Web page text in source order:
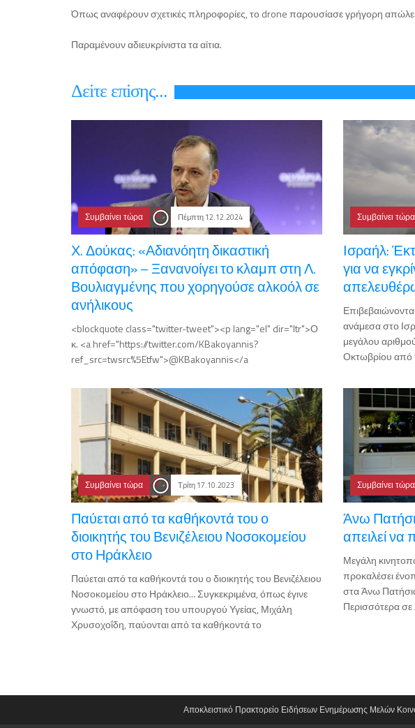
Όπως αναφέρουν σχετικές πληροφορίες, το drone παρουσίασε γρήγορη
Παραμένουν αδιευκρίνιστα τα αίτια.
Δεiτε επiσης...
Συμβαίνει τώρα Πέμπτη 12.12.2024
Χ. Δούκας: «Αδιανόητη δικαστική
απόφαση» – Ξανανοίγει το κλαμπ στη Λ.
Βουλιαγμένης που χορηγούσε αλκοόλ σε
ανήλικους
<blockquote class="twitter-tweet"><p lang="el" dir="ltr">Ο
κ. <a href="https://twitter.com/KBakoyannis?
ref_src=twsrc%5Etfw">@KBakoyannis</a
Συμβαίνει τώρα
Ισραήλ:
για να
ανάμεσα στο
μεγάλου
Οκτωβρίου από
Συμβαίνει τώρα Τρίτη 17.10.2023
Παύεται από τα καθήκοντά του ο
διοικητής του Βενιζέλειου Νοσοκομείου
στο Ηράκλειο
Παύεται από τα καθήκοντά του ο διοικητής του Βενιζέλειου
Νοσοκομείου στο Ηράκλειο... Συγκεκριμένα, όπως έγινε
γνωστό, με απόφαση του υπουργού Υγείας, Μιχάλη
Χρυσοχοΐδη, παύονται από τα καθήκοντά το
Συμβαίνει τώρα
Άνω
απειλεί να
Μεγάλη
προκαλέσει
στα Άνω
Περισσότερα
Αποκλειστικό Πρακτορείο Ειδήσεων Ενημέρωσης Μελών